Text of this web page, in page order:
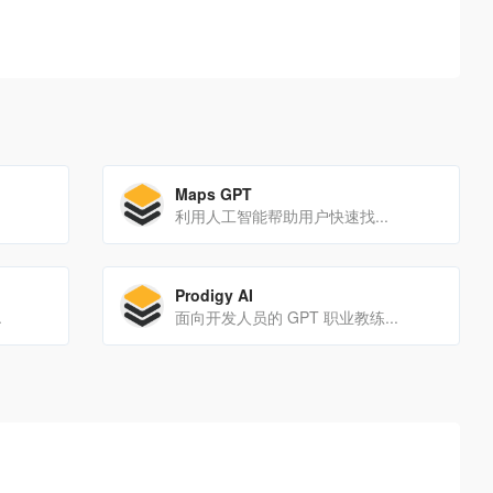
Maps GPT
利用人工智能帮助用户快速找...
Prodigy AI
面向开发人员的 GPT 职业教练...